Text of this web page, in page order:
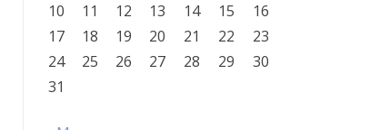
10
11 12 13 14 15
16
17
18 19 20 21 22
23
24
25 26 27 28 29
30
31